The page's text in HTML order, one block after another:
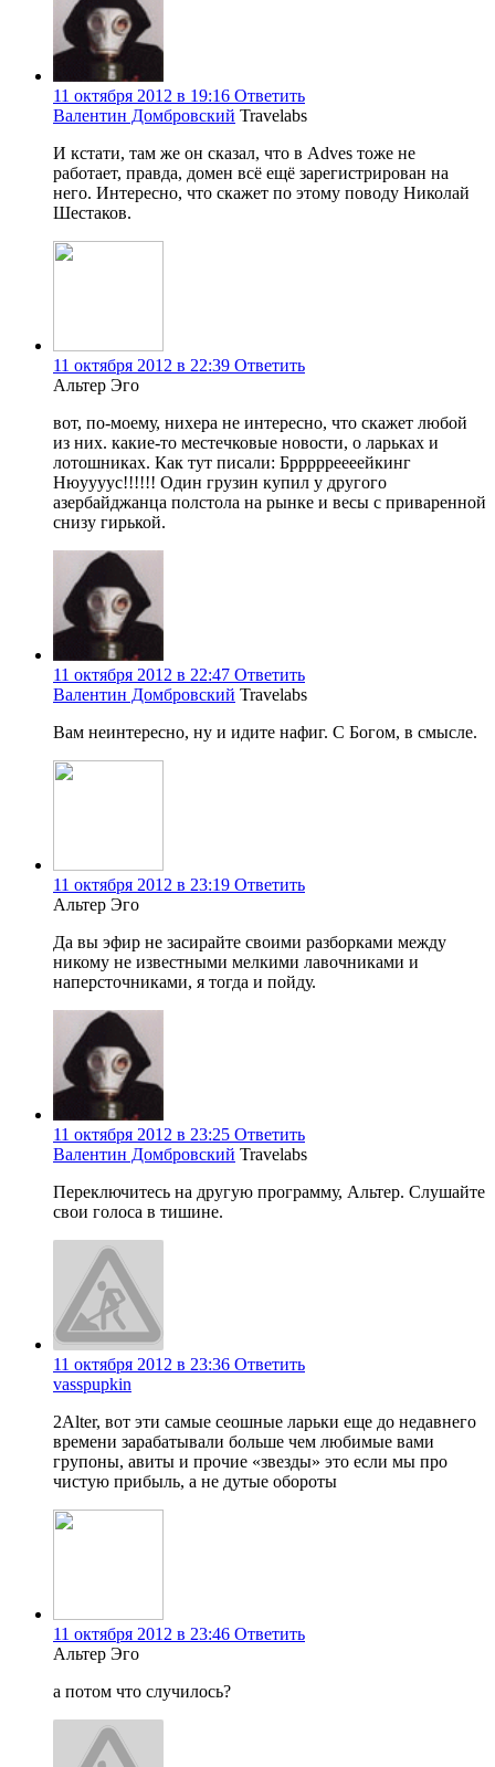
11 октября 2012 в 19:16 Ответить
Валентин Домбровский Travelabs
И кстати, там же он сказал, что в Adves тоже не
работает, правда, домен всё ещё зарегистрирован на
него. Интересно, что скажет по этому поводу Николай
Шестаков.
11 октября 2012 в 22:39 Ответить
Альтер Эго
вот, по-моему, нихера не интересно, что скажет любой
из них. какие-то местечковые новости, о ларьках и
лотошниках. Как тут писали: Бррррреееейкинг
Нюуууус!!!!!! Один грузин купил у другого
азербайджанца полстола на рынке и весы с приваренной
снизу гирькой.
11 октября 2012 в 22:47 Ответить
Валентин Домбровский Travelabs
Вам неинтересно, ну и идите нафиг. С Богом, в смысле.
11 октября 2012 в 23:19 Ответить
Альтер Эго
Да вы эфир не засирайте своими разборками между
никому не известными мелкими лавочниками и
наперсточниками, я тогда и пойду.
11 октября 2012 в 23:25 Ответить
Валентин Домбровский Travelabs
Переключитесь на другую программу, Альтер. Слушайте
свои голоса в тишине.
11 октября 2012 в 23:36 Ответить
vasspupkin
2Alter, вот эти самые сеошные ларьки еще до недавнего
времени зарабатывали больше чем любимые вами
групоны, авиты и прочие «звезды» это если мы про
чистую прибыль, а не дутые обороты
11 октября 2012 в 23:46 Ответить
Альтер Эго
а потом что случилось?